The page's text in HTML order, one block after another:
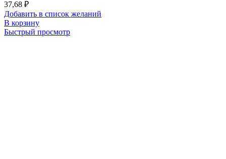
37,68 ₽
Добавить в список желаний
В корзину
Быстрый просмотр